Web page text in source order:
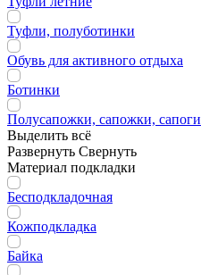
Туфли, полуботинки
Обувь для активного отдыха
Ботинки
Полусапожки, сапожки, сапоги
Выделить всё
Развернуть Свернуть
Материал подкладки
Бесподкладочная
Кожподкладка
Байка